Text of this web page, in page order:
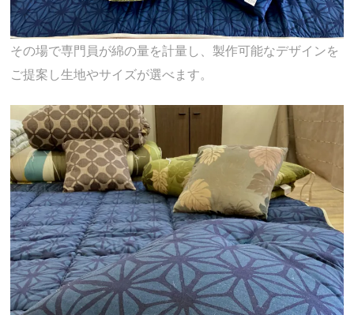
その場で専門員が綿の量を計量し、製作可能なデザインを
ご提案し生地やサイズが選べます。